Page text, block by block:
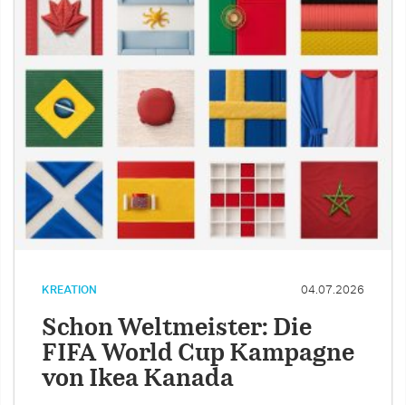
KREATION 04.07.2026
Schon Weltmeister: Die
FIFA World Cup Kampagne
von Ikea Kanada